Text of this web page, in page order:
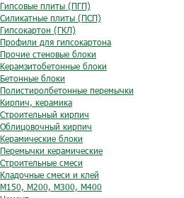
Гипсовые плиты (ПГП)
Силикатные плиты (ПСП)
Гипсокартон (ГКЛ)
Профили для гипсокартона
Прочие стеновые блоки
Керамзитобетонные блоки
Бетонные блоки
Полистиролбетонные перемычки
Кирпич, керамика
Строительный кирпич
Облицовочный кирпич
Керамические блоки
Перемычки керамические
Строительные смеси
Кладочные смеси и клей
М150, М200, М300, М400